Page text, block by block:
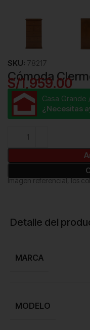
Cómoda
SKU: 78217
S/1,959.00
Casa Grande
¿Necesitas
Imágen referencial, los
Detalle del
MARCA
MODELO